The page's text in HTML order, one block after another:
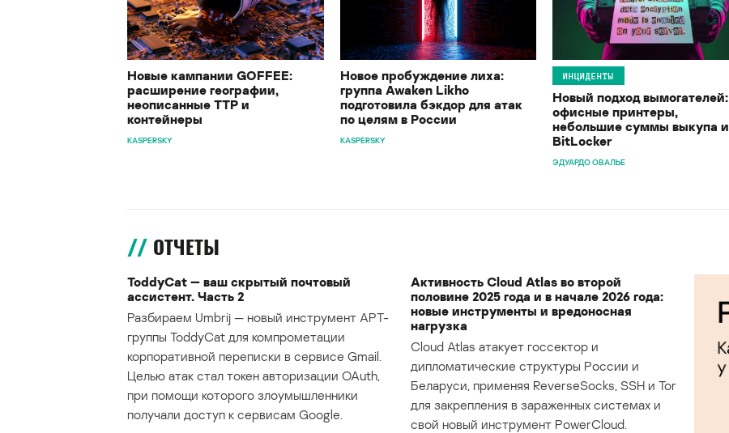
Новые кампании GOFFEE:
расширение географии,
неописанные TTP и
контейнеры
KASPERSKY
Новое пробуждение лиха:
группа Awaken Likho
подготовила бэкдор для атак
по целям в России
KASPERSKY
ИНЦИДЕНТЫ
Новый подход вымогателей:
офисные принтеры,
небольшие суммы выкупа и
BitLocker
ЭДУАРДО ОВАЛЬЕ
ОТЧЕТЫ
ToddyCat — ваш скрытый почтовый
ассистент. Часть 2
Разбираем Umbrij — новый инструмент APT-
группы ToddyCat для компрометации
корпоративной переписки в сервисе Gmail.
Целью атак стал токен авторизации OAuth,
при помощи которого злоумышленники
получали доступ к сервисам Google.
Активность Cloud Atlas во второй
половине 2025 года и в начале 2026 года:
новые инструменты и вредоносная
нагрузка
Cloud Atlas атакует госсектор и
дипломатические структуры России и
Беларуси, применяя ReverseSocks, SSH и Tor
для закрепления в зараженных системах и
свой новый инструмент PowerCloud.